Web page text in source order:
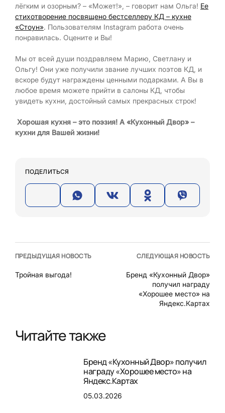
лёгким и озорным? – «Может!», – говорит нам Ольга! Ее
стихотворение посвящено бестселлеру КД – кухне
«Стоун». Пользователям Instagram работа очень
понравилась. Оцените и Вы!
Мы от всей души поздравляем Марию, Светлану и
Ольгу! Они уже получили звание лучших поэтов КД, и
вскоре будут награждены ценными подарками. А Вы в
любое время можете прийти в салоны КД, чтобы
увидеть кухни, достойный самых прекрасных строк!
Хорошая кухня – это поэзия! А «Кухонный Двор» –
кухни для Вашей жизни!
ПОДЕЛИТЬСЯ
ПРЕДЫДУЩАЯ НОВОСТЬ
Тройная выгода!
СЛЕДУЮЩАЯ НОВОСТЬ
Бренд «Кухонный Двор»
получил награду
«Хорошее место» на
Яндекс.Картах
Читайте также
Бренд «Кухонный Двор» получил
награду «Хорошее место» на
Яндекс.Картах
05.03.2026